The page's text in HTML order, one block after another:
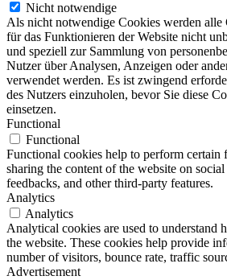
Nicht notwendige
Als nicht notwendige Cookies werden alle
für das Funktionieren der Website nicht
und speziell zur Sammlung von
Nutzer über Analysen, Anzeigen oder
verwendet werden. Es ist zwingend
des Nutzers einzuholen, bevor Sie diese
einsetzen.
Functional
Functional
Functional cookies help to perform certain
sharing the content of the website on
feedbacks, and other third-party features.
Analytics
Analytics
Analytical cookies are used to understand
the website. These cookies help provide
number of visitors, bounce rate, traffic
Advertisement